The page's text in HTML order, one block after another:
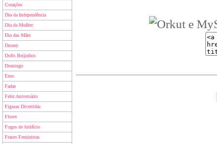
Corações
Dia da Independência
Dia da Mulher
Dia das Mães
Disney
Dolls Beijinhos
Domingo
Emo
Fadas
Feliz Aniversário
Figuras Divertidas
Flores
Fogos de Artifício
Frases Feministas